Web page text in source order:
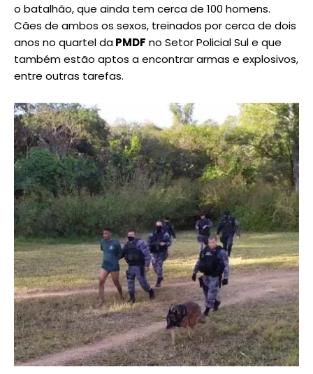
o batalhão, que ainda tem cerca de 100 homens.
Cães de ambos os sexos, treinados por cerca de dois
anos no quartel daPMDF no Setor Policial Sul e que
também estão aptos a encontrar armas e explosivos,
entre outras tarefas.